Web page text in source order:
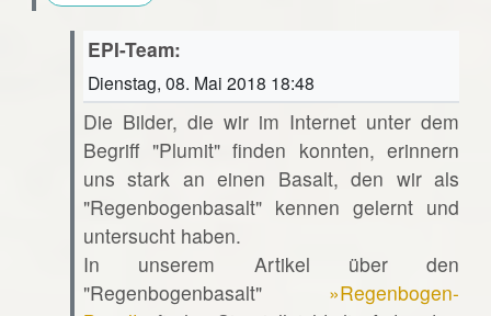
EPI-Team:
Dienstag, 08. Mai 2018 18:48
Die Bilder, die wir im Internet unter dem
Begriff "Plumit" finden konnten, erinnern
uns stark an einen Basalt, den wir als
"Regenbogenbasalt" kennen gelernt und
untersucht haben.
In unserem Artikel über den
"Regenbogenbasalt" »Regenbogen-